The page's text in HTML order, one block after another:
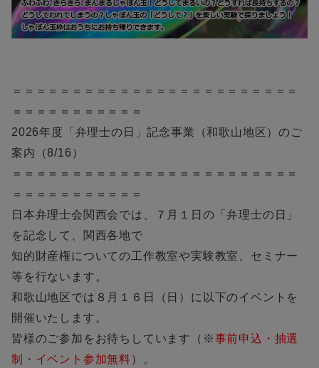
＝＝＝＝＝＝＝＝＝＝＝＝＝＝＝＝＝＝＝＝＝＝＝＝
＝＝＝＝＝＝＝＝＝＝＝
2026年度「弁理士の日」記念事業（和歌山地区）のご
案内（8/16）
＝＝＝＝＝＝＝＝＝＝＝＝＝＝＝＝＝＝＝＝＝＝＝＝
＝＝＝＝＝＝＝＝＝＝＝
日本弁理士会関西会では、７月１日の「弁理士の日」
を記念して、関西各地で
知的財産権についての工作教室や実験教室、セミナー
等を行ないます。
和歌山地区では８月１６日（日）に以下のイベントを
開催いたします。
皆様のご参加をお待ちしています（※事前申込・抽選
制・イベント参加無料）。